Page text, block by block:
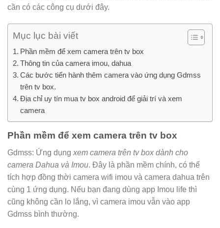
cần có các công cụ dưới đây.
Mục lục bài viết
Phần mềm để xem camera trên tv box
Thông tin của camera imou, dahua
Các bước tiến hành thêm camera vào ứng dụng Gdmss
trên tv box.
Địa chỉ uy tín mua tv box android để giải trí và xem
camera
Phần mềm để xem camera trên tv box
Gdmss: Ứng dụng xem camera trên tv box dành cho
camera Dahua và Imou. Đây là phần mềm chính, có thể
tích hợp đồng thời camera wifi imou và camera dahua trên
cùng 1 ứng dụng. Nếu bạn đang dùng app Imou life thì
cũng không cần lo lắng, vì camera imou vẫn vào app
Gdmss bình thường.